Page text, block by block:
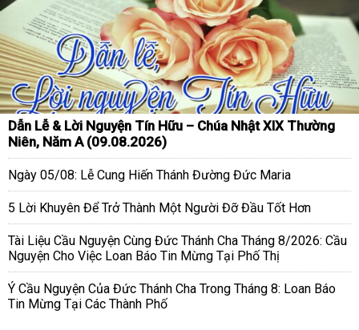
Dẫn Lễ & Lời Nguyện Tín Hữu – Chúa Nhật XIX Thường
Niên, Năm A (09.08.2026)
Ngày 05/08: Lễ Cung Hiến Thánh Đường Đức Maria
5 Lời Khuyên Để Trở Thành Một Người Đỡ Đầu Tốt Hơn
Tài Liệu Cầu Nguyện Cùng Đức Thánh Cha Tháng 8/2026: Cầu
Nguyện Cho Việc Loan Báo Tin Mừng Tại Phố Thị
Ý Cầu Nguyện Của Đức Thánh Cha Trong Tháng 8: Loan Báo
Tin Mừng Tại Các Thành Phố